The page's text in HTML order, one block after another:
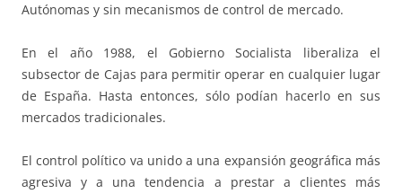
Autónomas y sin mecanismos de control de mercado.
En el año 1988, el Gobierno Socialista liberaliza el
subsector de Cajas para permitir operar en cualquier lugar
de España. Hasta entonces, sólo podían hacerlo en sus
mercados tradicionales.
El control político va unido a una expansión geográfica más
agresiva y a una tendencia a prestar a clientes más